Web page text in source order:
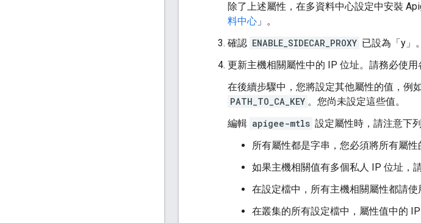
除了上述屬性，在多資料中心設定中安裝
料中心 」。
確認 ENABLE_SIDECAR_PROXY 已設為「y」。
更新主機相關屬性中的 IP 位址。請務必使用
在後續步驟中，您將設定其他屬性的值，例
PATH_TO_CA_KEY 。您尚未設定這些值。
編輯 apigee-mtls 設定屬性時，請注意下
所有屬性都是字串，您必須將所有屬性
如果主機相關值有多個私人 IP 位址，
在設定檔中，所有主機相關屬性都請
在叢集的所有設定檔中，屬性值中的 IP